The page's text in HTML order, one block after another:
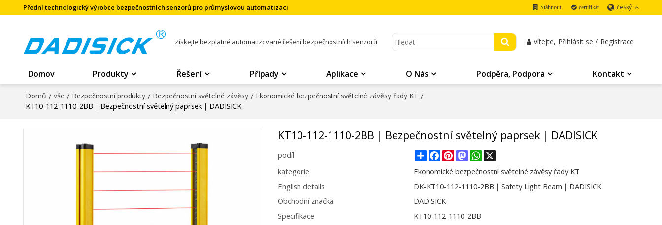
Přední technologický výrobce bezpečnostních senzorů pro průmyslovou automatizaci Stáhnout certifikát český
Získejte bezplatné automatizované řešení bezpečnostních senzorů vítejte, Přihlásit se / Registrace
Domov Produkty Řešení Případy Aplikace O Nás Podpěra, Podpora Kontakt
Domů / vše / Bezpečnostní produkty / Bezpečnostní světelné závěsy / Ekonomické bezpečnostní světelné závěsy řady KT /
KT10-112-1110-2BB｜Bezpečnostní světelný paprsek｜DADISICK
KT10-112-1110-2BB｜Bezpečnostní světelný paprsek｜DADISICK
podíl ShareFacebook
PinterestMastodonWhatsApp
kategorie
Ekonomické bezpečnostní světelné závěsy řady KT
English details
DK-KT10-112-1110-2BB｜Safety Light Beam｜DADISICK
Obchodní značka
DADISICK
Specifikace
KT10-112-1110-2BB